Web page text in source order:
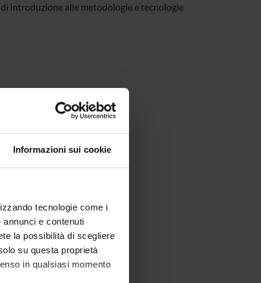
Informazioni sui cookie
tecnologie come i
e contenuti
la possibilità di scegliere
su questa proprietà
in qualsiasi momento
introduzione alle metodologie e tecnologie